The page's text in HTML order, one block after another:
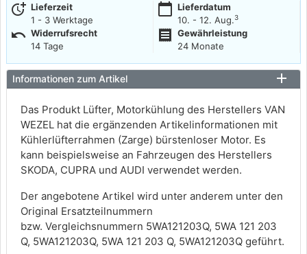
more_time Lieferzeit
1 - 3 Werktage
calendar_today Lieferdatum
10. - 12. Aug.3
undo Widerrufsrecht
14 Tage
receipt
Gewährleistung
24 Monate
Informationen zum Artikel
Das Produkt Lüfter, Motorkühlung des Herstellers VAN
WEZEL hat die ergänzenden Artikelinformationen mit
Kühlerlüfterrahmen (Zarge) bürstenloser Motor. Es
kann beispielsweise an Fahrzeugen des Herstellers
SKODA, CUPRA und AUDI verwendet werden.
Der angebotene Artikel wird unter anderem unter den
Original Ersatzteilnummern
bzw. Vergleichsnummern 5WA121203Q, 5WA 121 203
Q, 5WA121203Q, 5WA 121 203 Q, 5WA121203Q geführt.